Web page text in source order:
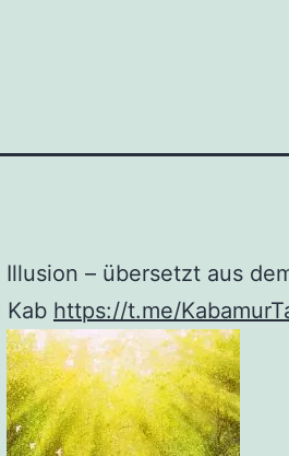
– übersetzt aus
Kab https://t.me/